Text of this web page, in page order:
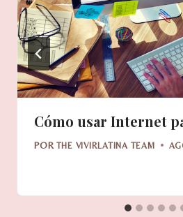
Cómo usar Internet
POR THE VIVIRLATINA TEAM